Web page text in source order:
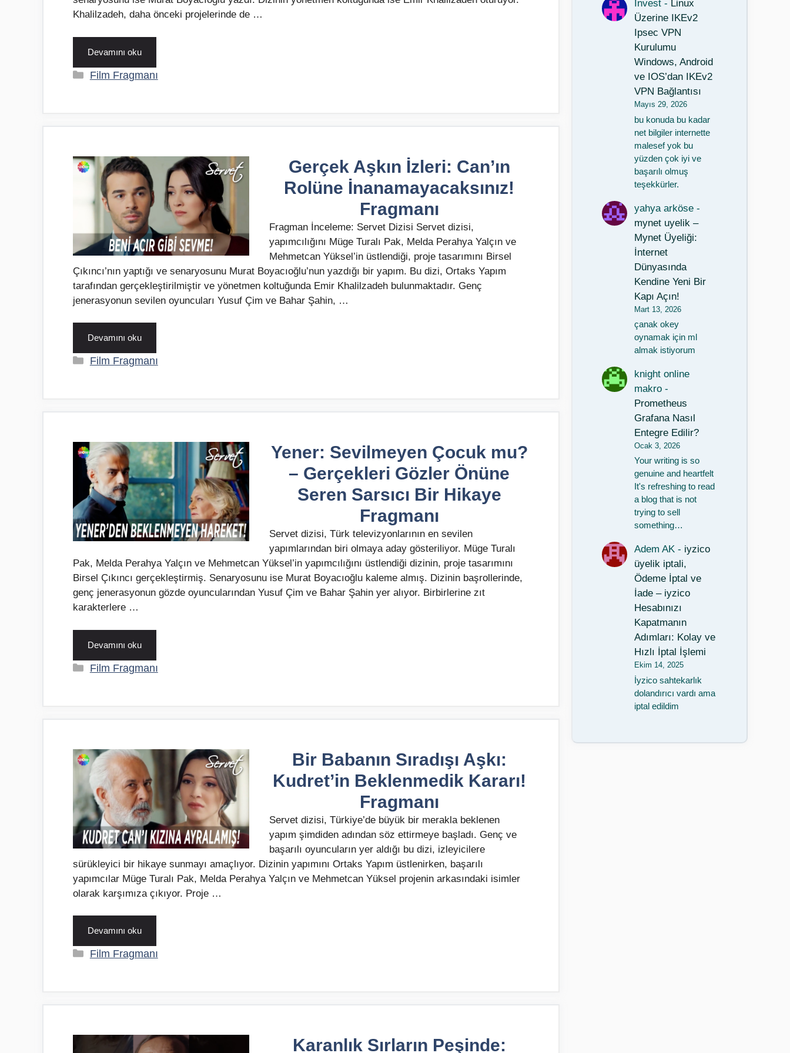
Khalilzadeh, daha önceki projelerinde de …
Devamını oku
Kategoriler
Film Fragmanı
Gerçek Aşkın İzleri: Can’ın
Rolüne İnanamayacaksınız!
Fragmanı
Fragman İnceleme: Servet Dizisi Servet dizisi,
yapımcılığını Müge Turalı Pak, Melda Perahya Yalçın ve
Mehmetcan Yüksel’in üstlendiği, proje tasarımını Birsel
Çıkıncı’nın yaptığı ve senaryosunu Murat Boyacıoğlu’nun yazdığı bir yapım. Bu dizi, Ortaks Yapım
tarafından gerçekleştirilmiştir ve yönetmen koltuğunda Emir Khalilzadeh bulunmaktadır. Genç
jenerasyonun sevilen oyuncuları Yusuf Çim ve Bahar Şahin, …
Devamını oku
Kategoriler
Film Fragmanı
Yener: Sevilmeyen Çocuk mu?
– Gerçekleri Gözler Önüne
Seren Sarsıcı Bir Hikaye
Fragmanı
Servet dizisi, Türk televizyonlarının en sevilen
yapımlarından biri olmaya aday gösteriliyor. Müge Turalı
Pak, Melda Perahya Yalçın ve Mehmetcan Yüksel’in yapımcılığını üstlendiği dizinin, proje tasarımını
Birsel Çıkıncı gerçekleştirmiş. Senaryosunu ise Murat Boyacıoğlu kaleme almış. Dizinin başrollerinde,
genç jenerasyonun gözde oyuncularından Yusuf Çim ve Bahar Şahin yer alıyor. Birbirlerine zıt
karakterlere …
Devamını oku
Kategoriler
Film Fragmanı
Bir Babanın Sıradışı Aşkı:
Kudret’in Beklenmedik Kararı!
Fragmanı
Servet dizisi, Türkiye’de büyük bir merakla beklenen
yapım şimdiden adından söz ettirmeye başladı. Genç ve
başarılı oyuncuların yer aldığı bu dizi, izleyicilere
sürükleyici bir hikaye sunmayı amaçlıyor. Dizinin yapımını Ortaks Yapım üstlenirken, başarılı
yapımcılar Müge Turalı Pak, Melda Perahya Yalçın ve Mehmetcan Yüksel projenin arkasındaki isimler
olarak karşımıza çıkıyor. Proje …
Devamını oku
Kategoriler
Film Fragmanı
Karanlık Sırların Peşinde:
Invest - Linux
Üzerine IKEv2
Ipsec VPN
Kurulumu
Windows, Android
ve IOS’dan IKEv2
VPN Bağlantısı
Mayıs 29, 2026
bu konuda bu kadar
net bilgiler internette
malesef yok bu
yüzden çok iyi ve
başarılı olmuş
teşekkürler.
yahya arköse -
mynet uyelik –
Mynet Üyeliği:
İnternet
Dünyasında
Kendine Yeni Bir
Kapı Açın!
Mart 13, 2026
çanak okey
oynamak için ml
almak istiyorum
knight online
makro -
Prometheus
Grafana Nasıl
Entegre Edilir?
Ocak 3, 2026
Your writing is so
genuine and heartfelt
It's refreshing to read
a blog that is not
trying to sell
something…
Adem AK - iyzico
üyelik iptali,
Ödeme İptal ve
İade – iyzico
Hesabınızı
Kapatmanın
Adımları: Kolay ve
Hızlı İptal İşlemi
Ekim 14, 2025
İyzico sahtekarlık
dolandırıcı vardı ama
iptal edildim